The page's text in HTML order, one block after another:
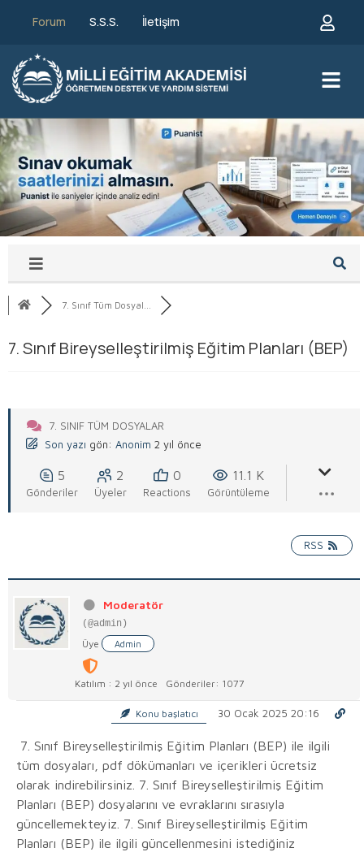
Forum S.S.S. İletişim
7. Sınıf Tüm Dosyal...
7. Sınıf Bireyselleştirilmiş Eğitim Planları (BEP)
7. SINIF TÜM DOSYALAR
Son yazı gön: Anonim 2 yıl önce
5
Gönderiler
2
Üyeler
0
Reactions
11.1 K
Görüntüleme
RSS
Moderatör
(@admin)
Üye Admin
Katılım : 2 yıl önce Gönderiler: 1077
Konu başlatıcı 30 Ocak 2025 20:16
7. Sınıf Bireyselleştirilmiş Eğitim Planları (BEP) ile ilgili
tüm dosyaları, pdf dökümanları ve içerikleri ücretsiz
olarak indirebilirsiniz. 7. Sınıf Bireyselleştirilmiş Eğitim
Planları (BEP) dosyalarını ve evraklarını sırasıyla
güncellemekteyiz. 7. Sınıf Bireyselleştirilmiş Eğitim
Planları (BEP) ile ilgili güncellenmesini istediğiniz